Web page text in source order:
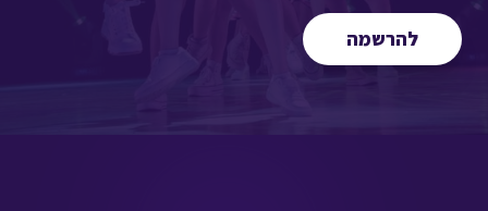
להרשמה